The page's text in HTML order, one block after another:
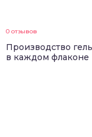
0 отзывов
Производство
в каждом флаконе